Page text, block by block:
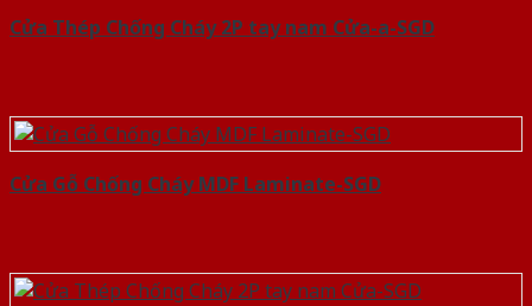
Cửa Thép Chống Cháy 2P tay nam Cửa-a-SGD
Cửa Gỗ Chống Cháy MDF Laminate-SGD